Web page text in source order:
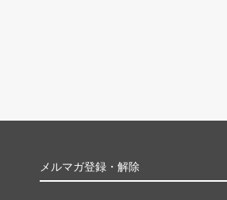
メルマガ登録・解除